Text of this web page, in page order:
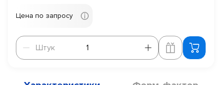
Цена по запросу
Штук
Штук